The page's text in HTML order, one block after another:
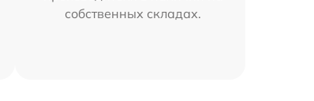
собственных складах.